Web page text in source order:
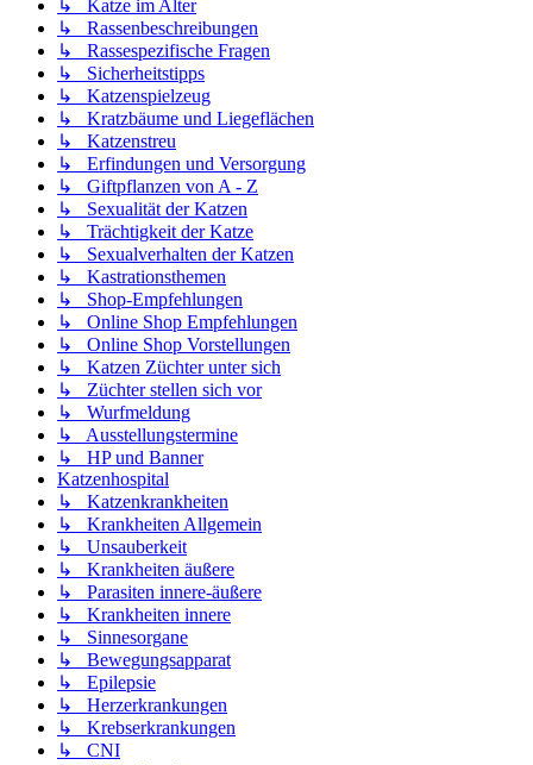
↳ Katze im Alter
↳ Rassenbeschreibungen
↳ Rassespezifische Fragen
↳ Sicherheitstipps
↳ Katzenspielzeug
↳ Kratzbäume und Liegeflächen
↳ Katzenstreu
↳ Erfindungen und Versorgung
↳ Giftpflanzen von A - Z
↳ Sexualität der Katzen
↳ Trächtigkeit der Katze
↳ Sexualverhalten der Katzen
↳ Kastrationsthemen
↳ Shop-Empfehlungen
↳ Online Shop Empfehlungen
↳ Online Shop Vorstellungen
↳ Katzen Züchter unter sich
↳ Züchter stellen sich vor
↳ Wurfmeldung
↳ Ausstellungstermine
↳ HP und Banner
Katzenhospital
↳ Katzenkrankheiten
↳ Krankheiten Allgemein
↳ Unsauberkeit
↳ Krankheiten äußere
↳ Parasiten innere-äußere
↳ Krankheiten innere
↳ Sinnesorgane
↳ Bewegungsapparat
↳ Epilepsie
↳ Herzerkrankungen
↳ Krebserkrankungen
↳ CNI